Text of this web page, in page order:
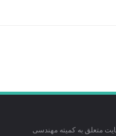
متعلق به کمیته مهندسی